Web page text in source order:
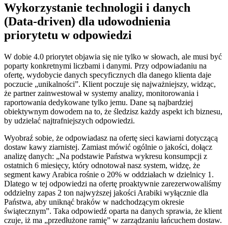
Wykorzystanie technologii i danych
(Data-driven) dla udowodnienia
priorytetu w odpowiedzi
W dobie 4.0 priorytet objawia się nie tylko w słowach, ale musi być
poparty konkretnymi liczbami i danymi. Przy odpowiadaniu na
ofertę, wydobycie danych specyficznych dla danego klienta daje
poczucie „unikalności”. Klient poczuje się najważniejszy, widząc,
że partner zainwestował w systemy analizy, monitorowania i
raportowania dedykowane tylko jemu. Dane są najbardziej
obiektywnym dowodem na to, że śledzisz każdy aspekt ich biznesu,
by udzielać najtrafniejszych odpowiedzi.
Wyobraź sobie, że odpowiadasz na ofertę sieci kawiarni dotyczącą
dostaw kawy ziarnistej. Zamiast mówić ogólnie o jakości, dołącz
analizę danych: „Na podstawie Państwa wykresu konsumpcji z
ostatnich 6 miesięcy, który odnotował nasz system, widzę, że
segment kawy Arabica rośnie o 20% w oddziałach w dzielnicy 1.
Dlatego w tej odpowiedzi na ofertę proaktywnie zarezerwowaliśmy
oddzielny zapas 2 ton najwyższej jakości Arabiki wyłącznie dla
Państwa, aby uniknąć braków w nadchodzącym okresie
świątecznym”. Taka odpowiedź oparta na danych sprawia, że klient
czuje, iż ma „przedłużone ramię” w zarządzaniu łańcuchem dostaw.